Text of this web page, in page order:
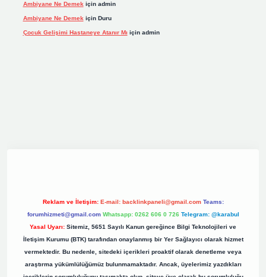
Ambiyane Ne Demekiçin admin
Ambiyane Ne Demek için Duru
Çocuk Gelişimi Hastaneye Atanır Mı için admin
Reklam ve İletişim: E-mail: backlinkpaneli@gmail.com Teams:
forumhizmeti@gmail.com Whatsapp: 0262 606 0 726 Telegram: @karabul
Yasal Uyarı: Sitemiz, 5651 Sayılı Kanun gereğince Bilgi Teknolojileri ve
İletişim Kurumu (BTK) tarafından onaylanmış bir Yer Sağlayıcı olarak hizmet
vermektedir. Bu nedenle, sitedeki içerikleri proaktif olarak denetleme veya
araştırma yükümlülüğümüz bulunmamaktadır. Ancak, üyelerimiz yazdıkları